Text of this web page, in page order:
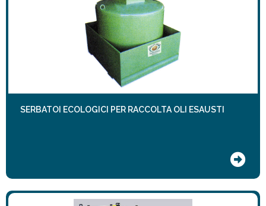
SERBATOI ECOLOGICI PER RACCOLTA OLI ESAUSTI